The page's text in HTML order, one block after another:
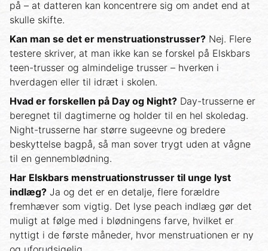
på – at datteren kan koncentrere sig om andet end at
skulle skifte.
Kan man se det er menstruationstrusser? Nej. Flere
testere skriver, at man ikke kan se forskel på Elskbars
teen-trusser og almindelige trusser – hverken i
hverdagen eller til idræt i skolen.
Hvad er forskellen på Day og Night? Day-trusserne er
beregnet til dagtimerne og holder til en hel skoledag.
Night-trusserne har større sugeevne og bredere
beskyttelse bagpå, så man sover trygt uden at vågne
til en gennemblødning.
Har Elskbars menstruationstrusser til unge lyst
indlæg? Ja og det er en detalje, flere forældre
fremhæver som vigtig. Det lyse peach indlæg gør det
muligt at følge med i blødningens farve, hvilket er
nyttigt i de første måneder, hvor menstruationen er ny